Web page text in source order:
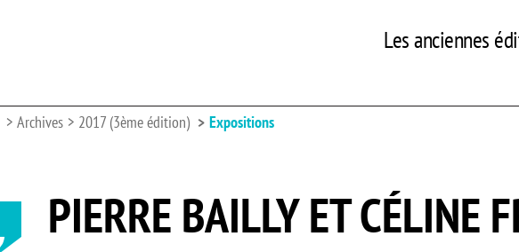
Les anciennes
Archives 2017 (3ème édition) Expositions
PIERRE BAILLY ET CÉLINE